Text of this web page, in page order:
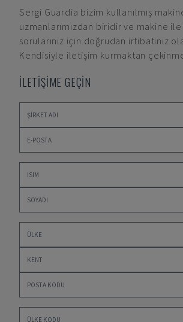
Sergi Guardia bizim kullanılmış
uzmanlarımızdan biridir ve makine
sorularınız için doğrudan irtibatınız
Kendisiyle iletişim kurmaktan
İLETİŞİME GEÇİN